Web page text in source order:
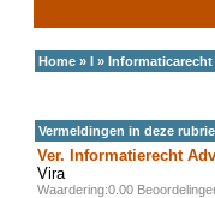
Home » I » Informaticarecht
Vermeldingen in deze
Ver. Informatierecht
Vira
Waardering:0.00